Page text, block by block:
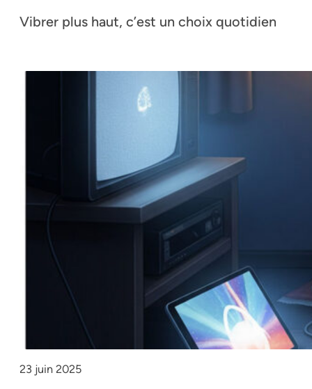
Vibrer plus haut, c’est un choix quotidien
23 juin 2025